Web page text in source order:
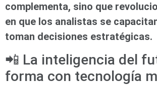
complementa, sino que
en que los analistas se
toman decisiones estratégicas.
📲 La inteligencia del
forma con tecnología